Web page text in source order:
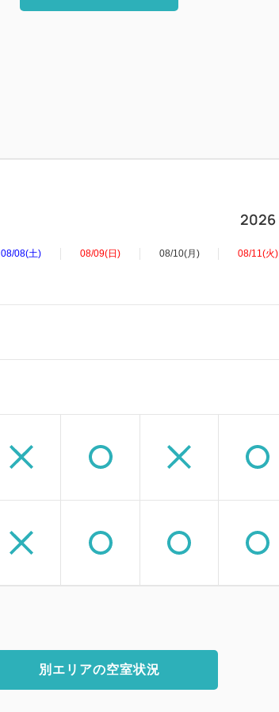
2026
08/08(土) 08/09(日) 08/10(月) 08/11(火)
別エリアの空室状況